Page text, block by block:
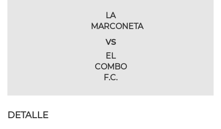
LA
MARCONETA
vs
EL
COMBO
F.C.
DETALLE